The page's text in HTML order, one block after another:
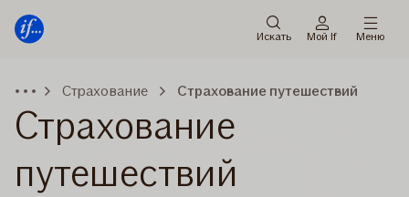
Искать Мой If Меню
Страхование Страхование путешествий
Страхование
путешествий